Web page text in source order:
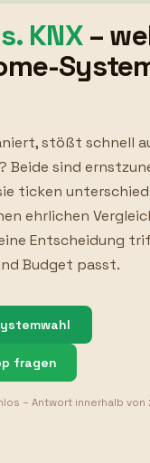
KNX–
stößt schnell
Beide sind
ticken
ehrlichen
Entscheidung
Budget passt.
fragen
– Antwort innerhalb von